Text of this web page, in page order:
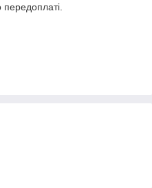
передоплаті.